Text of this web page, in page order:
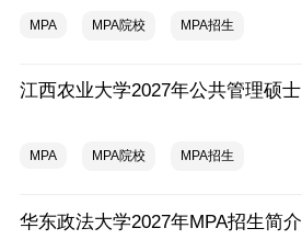
MPA MPA院校 MPA招生
MPA MPA院校 MPA招生
华东政法大学2027年MPA招生简介